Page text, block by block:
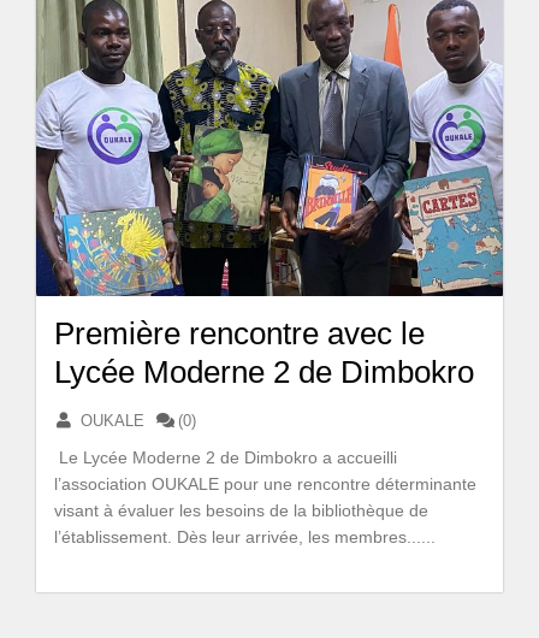
Première rencontre avec le
Lycée Moderne 2 de Dimbokro
OUKALE (0)
Le Lycée Moderne 2 de Dimbokro a accueilli
l’association OUKALE pour une rencontre déterminante
visant à évaluer les besoins de la bibliothèque de
l’établissement. Dès leur arrivée, les membres......